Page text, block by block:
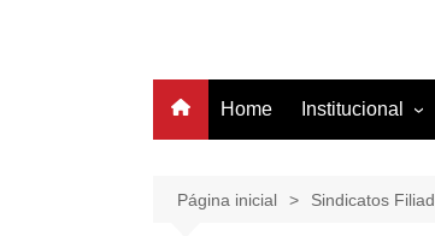
Home Institucional
Estrutura
Página inicial Sindicatos